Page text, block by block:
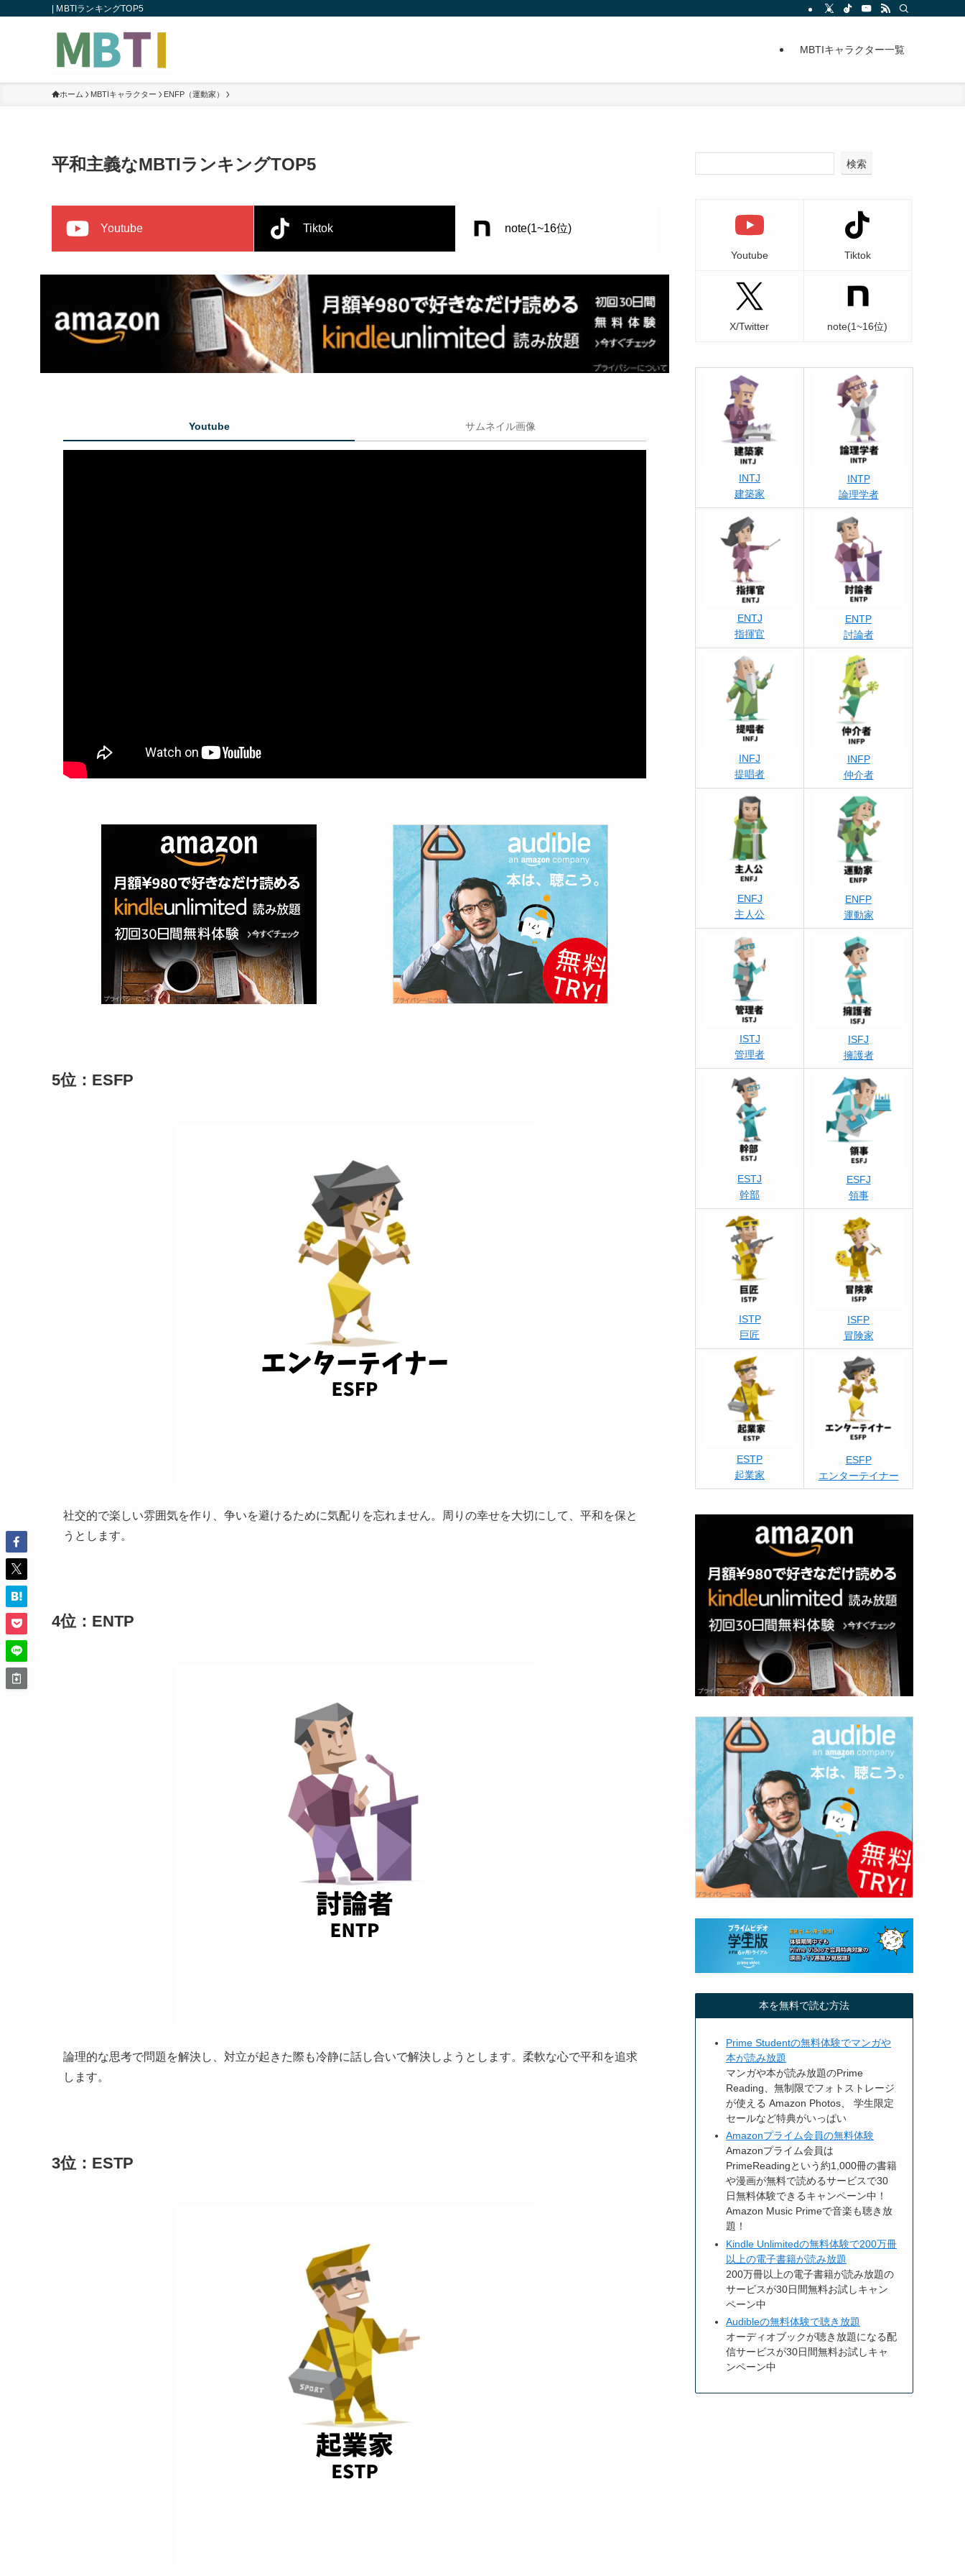
| MBTIランキングTOP5
MBTIキャラクター一覧
ホーム MBTIキャラクター ENFP（運動家）
平和主義なMBTIランキングTOP5
Youtube Tiktok note(1~16位)
Youtube サムネイル画像
5位：ESFP
社交的で楽しい雰囲気を作り、争いを避けるために気配りを忘れません。周りの幸せを大切にして、平和を保と
うとします。
4位：ENTP
論理的な思考で問題を解決し、対立が起きた際も冷静に話し合いで解決しようとします。柔軟な心で平和を追求
します。
3位：ESTP
検索
Youtube Tiktok
X/Twitter note(1~16位)
INTJ
建築家
INTP
論理学者
ENTJ
指揮官
ENTP
討論者
INFJ
提唱者
INFP
仲介者
ENFJ
主人公
ENFP
運動家
ISTJ
管理者
ISFJ
擁護者
ESTJ
幹部
ESFJ
領事
ISTP
巨匠
ISFP
冒険家
ESTP
起業家
ESFP
エンターテイナー
本を無料で読む方法
Prime Studentの無料体験でマンガや
本が読み放題
マンガや本が読み放題のPrime
Reading、無制限でフォトストレージ
が使える Amazon Photos、 学生限定
セールなど特典がいっぱい
Amazonプライム会員の無料体験
Amazonプライム会員は
PrimeReadingという約1,000冊の書籍
や漫画が無料で読めるサービスで30
日無料体験できるキャンペーン中！
Amazon Music Primeで音楽も聴き放
題！
Kindle Unlimitedの無料体験で200万冊
以上の電子書籍が読み放題
200万冊以上の電子書籍が読み放題の
サービスが30日間無料お試しキャン
ペーン中
Audibleの無料体験で聴き放題
オーディオブックが聴き放題になる配
信サービスが30日間無料お試しキャ
ンペーン中